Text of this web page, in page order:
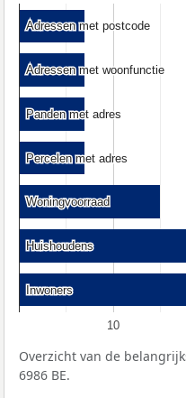
10
Adressen met postcode
Adressen met postcode
Adressen met woonfunctie
Adressen met woonfunctie
Panden met adres
Panden met adres
Percelen met adres
Percelen met adres
Woningvoorraad
Woningvoorraad
Huishoudens
Huishoudens
Inwoners
Inwoners
Overzicht van de
6986 BE.